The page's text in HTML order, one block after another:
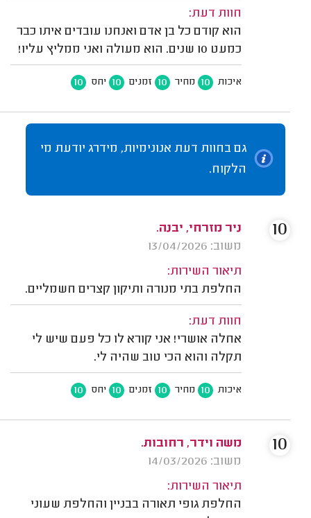
חוות דעת:
הוא קודם כל בן אדם ואנחנו עובדים איתו כבר
כמעט 10 שנים. הוא מעולה ואני ממליץ עליו!
איכות 10 מחיר 10 זמנים 10 יחס 10
גם בחוות דעת אנונימיות, מידרג יודעת מי
הלקוח.
ניר מזרחי, יבנה.
משוב: 13/04/2026
תיאור השירות:
החלפת בתי מנורה ותיקון קצרים חשמליים.
חוות דעת:
אחלה אושרי! אני קורא לו כל פעם שיש לי
תקלה והוא הכי טוב שהיה לי.
איכות 10 מחיר 10 זמנים 10 יחס 10
10
משה וידר, רחובות.
משוב: 14/03/2026
תיאור השירות:
החלפת גופי תאורה בבניין והחלפת שעוני
10